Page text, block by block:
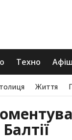
Техно
Життя